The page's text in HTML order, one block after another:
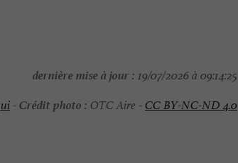
dernière mise à jour : 19/07/2026 à 09:14:25
-Crédit photo : OTC Aire -CC BY-NC-ND 4.0